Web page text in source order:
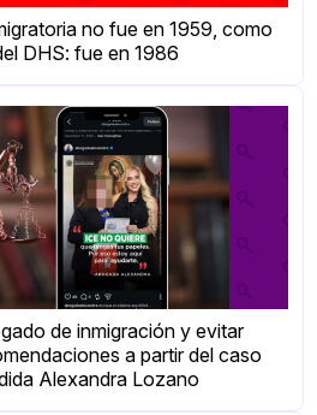
no fue en 1959, como
DHS: fue en 1986
de inmigración y evitar
a partir del caso
Alexandra Lozano